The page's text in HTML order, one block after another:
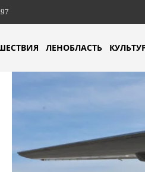
ЛЕНОБЛАСТЬ